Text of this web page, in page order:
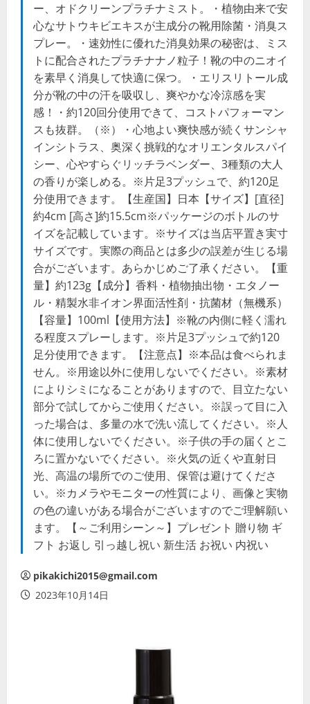
ー、オドクリーンプラチナミスト。・植物由来で安
心なサトウキビエキスが主成分の靴用除菌・消臭ス
プレー。・速効性に優れた消臭効果の秘密は、ミス
トに配合されたプラチナナノ粒子！靴の中のニオイ
を素早く消臭して快適に保つ。・エリスリトール成
分が靴の中の汗を吸収し、爽やかな冷涼感を実
感！・約120回分使用できて、コストパフォーマン
スも抜群。（※）・心地よい爽快感が続くサンシャ
インシトラス、奥深く挑戦的なオリエンタルスパイ
シー、心やすらぐリッチラベンダー、3種類の大人
の香りが楽しめる。※片足3プッシュで、約120足
分使用できます。【生産国】日本【サイズ】[直径]
約4cm [高さ]約15.5cm※パッケージのボトルのサ
イズを記載しています。※サイズは当店平置き実寸
サイズです。実際の商品とは多少の誤差が生じる場
合がございます。あらかじめご了承ください。【重
量】約123g【成分】香料・植物抽出物・エタノー
ル・精製水非イオン界面活性剤・抗菌材（無機系）
【容量】100ml【使用方法】※靴の内側に軽く濡れ
る程度スプレーします。※片足3プッシュで約120
足分使用できます。【注意点】※本品は食べられま
せん。※用途以外に使用しないでください。※素材
によりシミになることがありますので、目立たない
部分で試してからご使用ください。※誤って目に入
った場合は、多量の水で洗い流してください。※人
体に使用しないでください。※子供の手の届くとこ
ろに置かないでください。※火気の近くや直射日
光、高温の場所でのご使用、保管は避けてくださ
い。※カメラやモニターの性質により、画像と実物
の色の違いがある場合がございますのでご理解願い
ます。【～ご利用シーン～】プレゼント 贈り物 ギ
フト お返し 引っ越し祝い 新生活 お祝い 内祝い
pikakichi2015@gmail.com
2023年10月14日